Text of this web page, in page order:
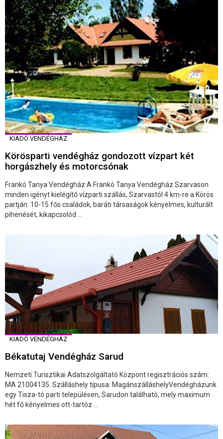
KIADÓ VENDÉGHÁZ
Körösparti vendégház gondozott vízpart két
horgászhely és motorcsónak
Frankó Tanya Vendégház A Frankó Tanya Vendégház Szarvason
minden igényt kielégítő vízparti szállás, Szarvastól 4 km-re a Körös
partján. 10-15 fős családok, baráti társaságok kényelmes, kulturált
pihenését, kikapcsolód ...
KIADÓ VENDÉGHÁZ
Békatutaj Vendégház Sarud
Nemzeti Turisztikai Adatszolgáltató Központ regisztrációs szám:
MA 21004135. Szálláshely típusa: MagánszálláshelyVendégházunk
egy Tisza-tó parti településen, Sarudon található, mely maximum
hét fő kényelmes ott-tartóz ...